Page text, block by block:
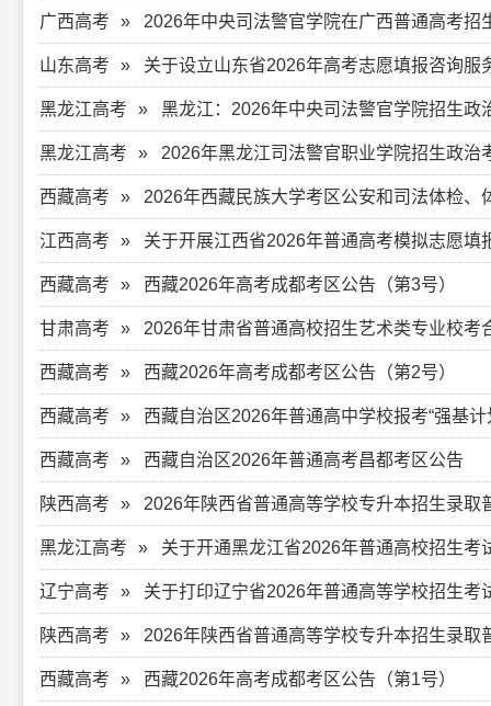
广西高考 2026年中央司法警官学院在广西普通高考招
山东高考 关于设立山东省2026年高考志愿填报咨询服
黑龙江高考 黑龙江：2026年中央司法警官学院招生政
黑龙江高考 2026年黑龙江司法警官职业学院招生政治
西藏高考 2026年西藏民族大学考区公安和司法体检、
江西高考 关于开展江西省2026年普通高考模拟志愿填
西藏高考 西藏2026年高考成都考区公告（第3号）
甘肃高考 2026年甘肃省普通高校招生艺术类专业校考
西藏高考 西藏2026年高考成都考区公告（第2号）
西藏高考 西藏自治区2026年普通高中学校报考“强基
西藏高考 西藏自治区2026年普通高考昌都考区公告
陕西高考 2026年陕西省普通高等学校专升本招生录
黑龙江高考 关于开通黑龙江省2026年普通高校招生考
辽宁高考 关于打印辽宁省2026年普通高等学校招生考
陕西高考 2026年陕西省普通高等学校专升本招生录取
西藏高考 西藏2026年高考成都考区公告（第1号）